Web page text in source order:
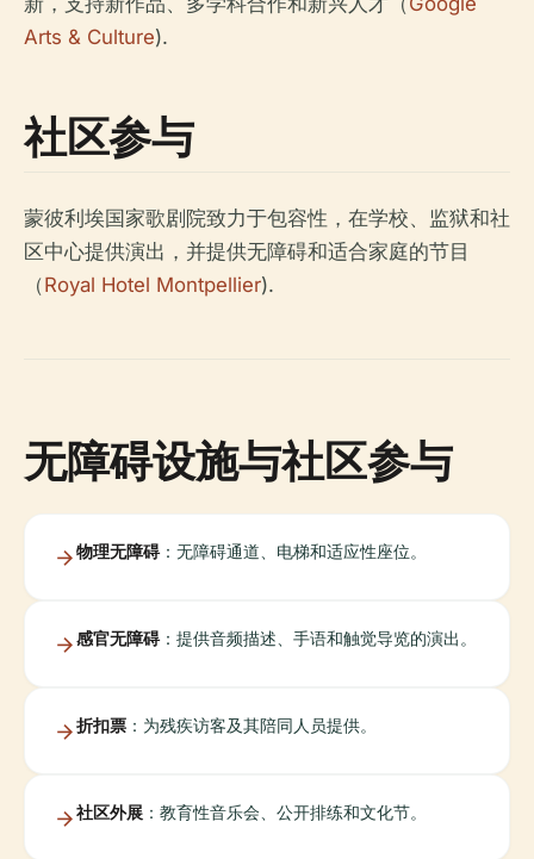
Arts & Culture).
社区参与
蒙彼利埃国家歌剧院致力于包容性，在学校、监狱和社
区中心提供演出，并提供无障碍和适合家庭的节目
（Royal Hotel Montpellier).
无障碍设施与社区参与
物理无障碍：无障碍通道、电梯和适应性座位。
感官无障碍：提供音频描述、手语和触觉导览的演出。
折扣票 ：为残疾访客及其陪同人员提供。
社区外展 ：教育性音乐会、公开排练和文化节。